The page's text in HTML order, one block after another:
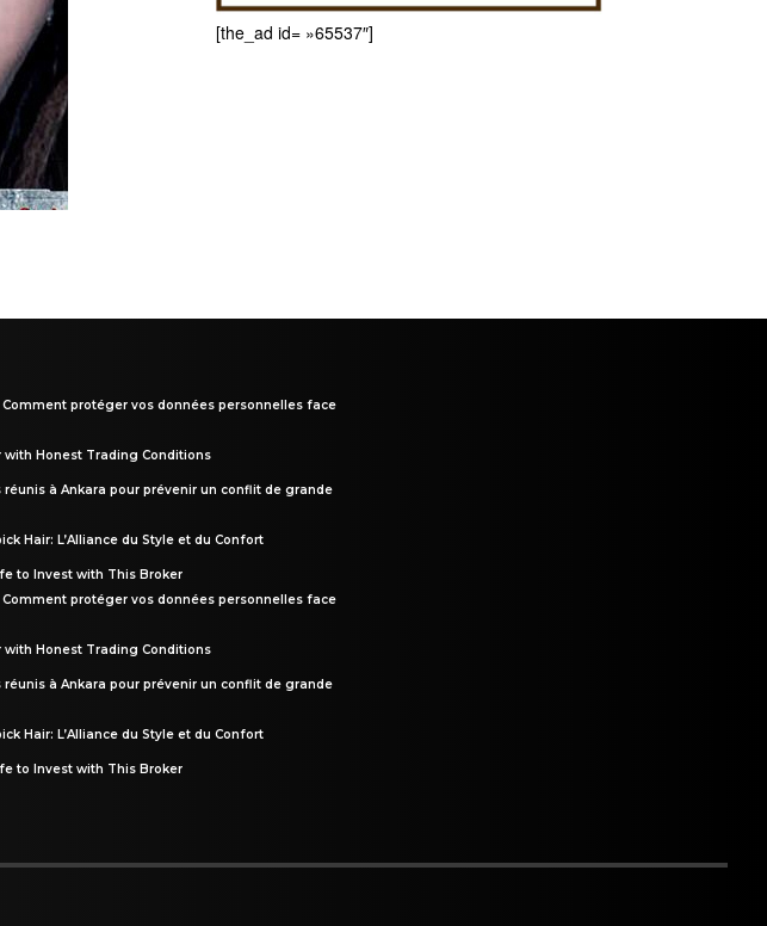
[the_ad id= »65537″]
protéger vos données personnelles face
with Honest Trading Conditions
à Ankara pour prévenir un conflit de grande
Hair: L’Alliance du Style et du Confort
to Invest with This Broker
protéger vos données personnelles face
with Honest Trading Conditions
à Ankara pour prévenir un conflit de grande
Hair: L’Alliance du Style et du Confort
to Invest with This Broker